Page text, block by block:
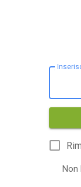
Non